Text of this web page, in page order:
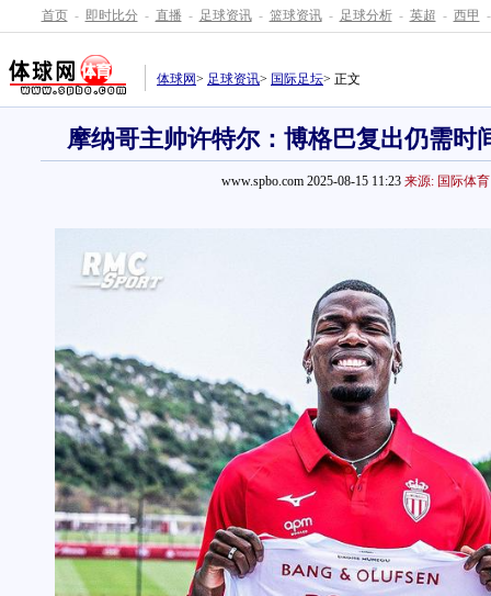
首页 - 即时比分 - 直播 - 足球资讯 - 篮球资讯 - 足球分析 - 英超 - 西甲 -
体球网> 足球资讯> 国际足坛> 正文
摩纳哥主帅许特尔：博格巴复出仍需时
www.spbo.com 2025-08-15 11:23 来源: 国际体育